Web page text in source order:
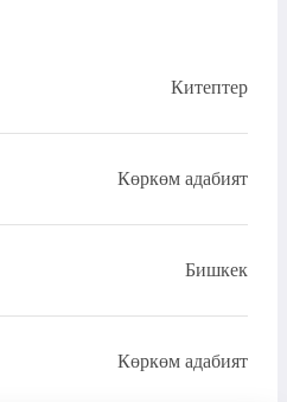
Китептер
Көркөм адабият
Бишкек
Көркөм адабият